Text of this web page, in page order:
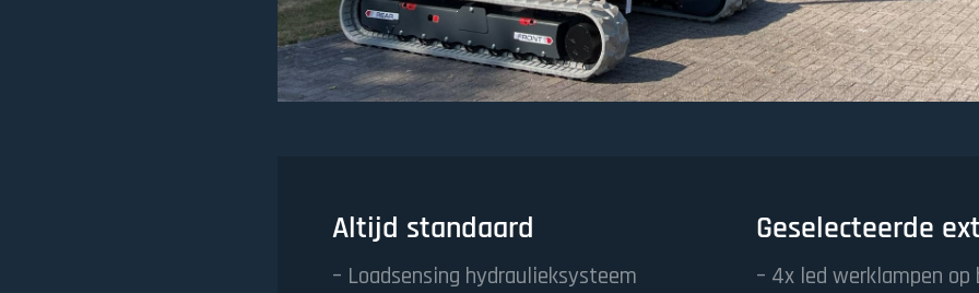
Altijd standaard
– Loadsensing hydraulieksysteem
Geselecteerde
– 4x led werklampen op